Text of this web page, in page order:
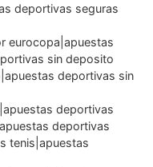
deportivas seguras
eurocopa|apuestas
sin deposito
deportivas sin
deportivas
deportivas
tenis|apuestas